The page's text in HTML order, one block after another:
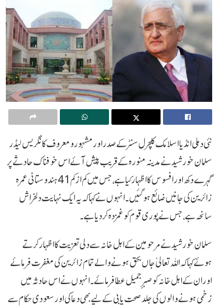
نئی دہلی انڈیا اسلامک کلچرل سنٹر کے صدر اور مشہور و معروف کانگریس لیڈر
سلمان خورشید نے مدینہ منورہ کے قریب پیش آئے اس خوفناک حادثے پر
گہرے دکھ اور افسوس کا اظہار کیا ہے، جس میں کم از کم 41 ہندوستانی عمرہ
زائرین کی جانیں ضائع ہوگئیں۔ انہوں نے کہا کہ یہ ایک نہایت دلخراش
سانحہ ہے، جس نے پوری قوم کو غمزدہ کر دیا ہے۔
سلمان خورشید نے مرحومین کے اہل خانہ سے دلی تعزیت کا اظہار کرتے
ہوئے کہا کہ اللہ تعالیٰ جاں بحق ہونے والے تمام زائرین کی مغفرت فرمائے
اور ان کے اہل خانہ کو صبرِ جمیل عطا فرمائے۔ انہوں نے اس حادثہ میں
زخمی ہونے والوں کی جلد صحت یابی کے لیے بھی دعا کی اور سعودی حکام سے